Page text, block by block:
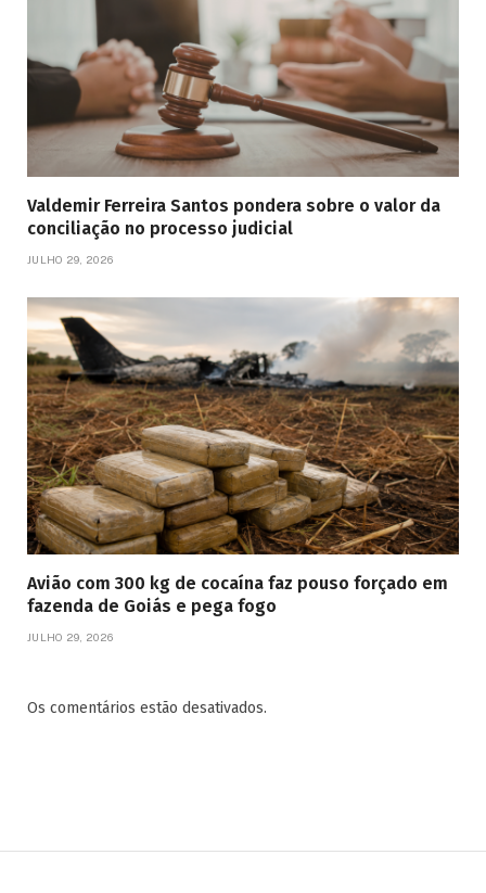
Valdemir Ferreira Santos pondera sobre o valor da
conciliação no processo judicial
JULHO 29, 2026
Avião com 300 kg de cocaína faz pouso forçado em
fazenda de Goiás e pega fogo
JULHO 29, 2026
Os comentários estão desativados.